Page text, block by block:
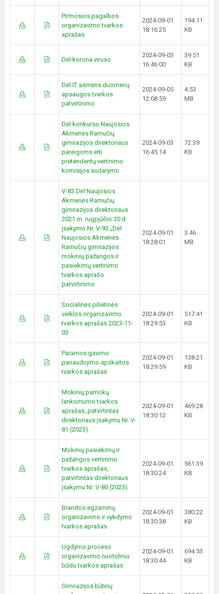
Pirmosios pagalbos
organizavimo tvarkos
aprašas
2024-09-01
18:16:25
194.11
KB
Dėl korona viruso
2024-09-03
16:46:00
39.51
KB
Dėl IT asmens duomenų
apsaugos tvarkos
patvirtinimo
2024-09-05
12:08:59
4.53
MB
Dėl konkurso Naujosios
Akmenės Ramučių
gimnazijos direktoriaus
pareigoms eiti
pretendentų vertinimo
komisijos sudarymo
2024-09-03
16:45:14
72.39
KB
V-83 Dėl Naujosios
Akmenės Ramučių
gimnazijos direktoriaus
2021 m. rugpjūčio 30 d.
įsakymo Nr. V-93 „Dėl
Naujosios Akmenės
Ramučių gimnazijos
mokinių pažangos ir
pasiekimų vertinimo
tvarkos aprašo
patvirtinimo
2024-09-01
18:28:01
3.46
MB
Socialinės pilietinės
veiklos organizavimo
tvarkos aprašas 2023-11-
03
2024-09-01
18:29:53
517.41
KB
Paramos gavimo
panaudojimo apskaitos
tvarkos aprašas
2024-09-01
18:29:59
138.21
KB
Mokinių pamokų
lankomumo tvarkos
aprašas, patvirtintas
direktoriaus įsakymu Nr. V-
81 (2023)
2024-09-01
18:30:12
469.28
KB
Mokinių pasiekimų ir
pažangos vertinimo
tvarkos aprašas,
patvirtintas direktoriaus
įsakymu Nr. V-80 (2023)
2024-09-01
18:30:24
561.39
KB
Brandos egzaminų
organizavimo ir vykdymo
tvarkos aprašas
2024-09-01
18:30:38
380.22
KB
Ugdymo proceso
organizavimo nuotoliniu
būdu tvarkos aprašas
2024-09-01
18:30:44
694.53
KB
Gimnazijos būtinų